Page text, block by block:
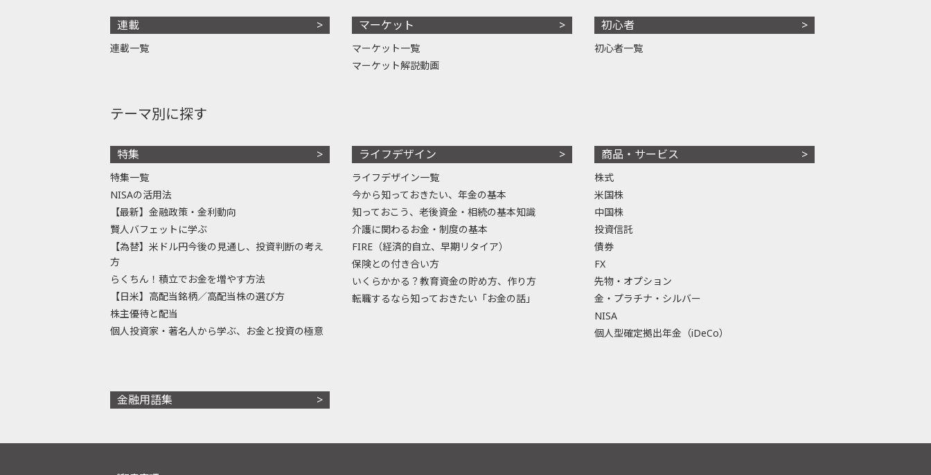
連載
連載一覧
マーケット
マーケット一覧
マーケット解説動画
初心者
初心者一覧
テーマ別に探す
特集
特集一覧
NISAの活用法
【最新】金融政策・金利動向
賢人バフェットに学ぶ
【為替】米ドル円今後の見通し、投資判断の考え
方
らくちん！積立でお金を増やす方法
【日米】高配当銘柄／高配当株の選び方
株主優待と配当
個人投資家・著名人から学ぶ、お金と投資の極意
ライフデザイン
ライフデザイン一覧
今から知っておきたい、年金の基本
知っておこう、老後資金・相続の基本知識
介護に関わるお金・制度の基本
FIRE（経済的自立、早期リタイア）
保険との付き合い方
いくらかかる？教育資金の貯め方、作り方
転職するなら知っておきたい「お金の話」
商品・サービス
株式
米国株
中国株
投資信託
債券
FX
先物・オプション
金・プラチナ・シルバー
NISA
個人型確定拠出年金（iDeCo）
金融用語集